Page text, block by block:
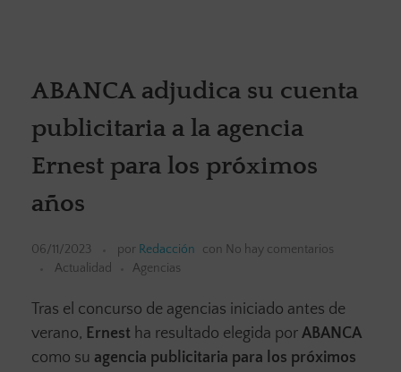
ABANCA adjudica su cuenta
publicitaria a la agencia
Ernest para los próximos
años
06/11/2023 por Redacción con No hay comentarios
Actualidad
Agencias
Tras el concurso de agencias iniciado antes de
verano, Ernest ha resultado elegida por ABANCA
como su agencia publicitaria para los próximos